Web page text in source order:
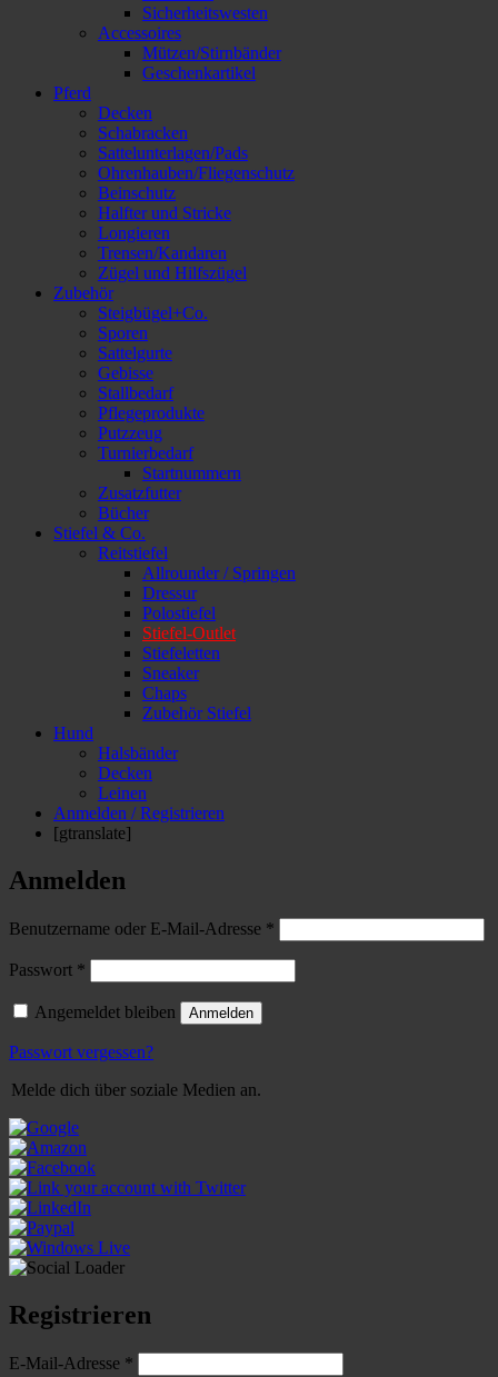
Sicherheitswesten
Accessoires
Mützen/Stirnbänder
Geschenkartikel
Pferd
Decken
Schabracken
Sattelunterlagen/Pads
Ohrenhauben/Fliegenschutz
Beinschutz
Halfter und Stricke
Longieren
Trensen/Kandaren
Zügel und Hilfszügel
Zubehör
Steigbügel+Co.
Sporen
Sattelgurte
Gebisse
Stallbedarf
Pflegeprodukte
Putzzeug
Turnierbedarf
Startnummern
Zusatzfutter
Bücher
Stiefel & Co.
Reitstiefel
Allrounder / Springen
Dressur
Polostiefel
Stiefel-Outlet
Stiefeletten
Sneaker
Chaps
Zubehör Stiefel
Hund
Halsbänder
Decken
Leinen
Anmelden / Registrieren
[gtranslate]
Anmelden
Benutzername oder E-Mail-Adresse *
Passwort *
Angemeldet bleiben Anmelden
Passwort vergessen?
Melde dich über soziale Medien an.
Registrieren
E-Mail-Adresse *